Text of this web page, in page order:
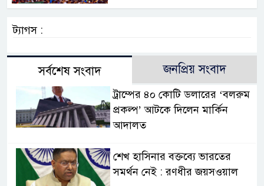
ট্যাগস :
সর্বশেষ সংবাদ জনপ্রিয় সংবাদ
ট্রাম্পের ৪০ কোটি ডলারের ‘বলরুম
প্রকল্প’ আটকে দিলেন মার্কিন
আদালত
শেখ হাসিনার বক্তব্যে ভারতের
সমর্থন নেই : রণধীর জয়সওয়াল